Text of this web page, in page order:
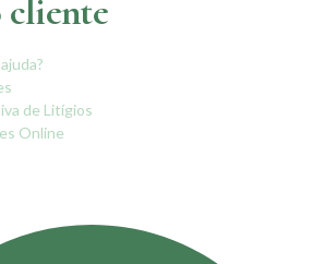
cliente
de Litígios
Online